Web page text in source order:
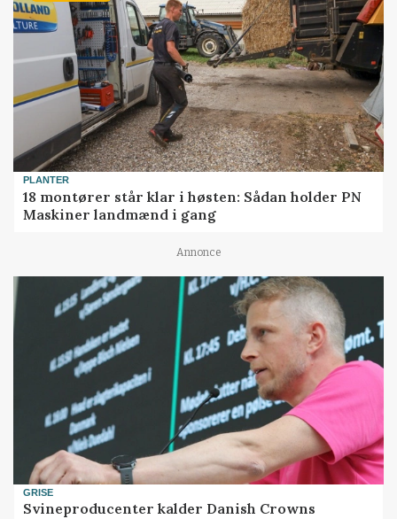
PLANTER
18 montører står klar i høsten: Sådan holder PN
Maskiner landmænd i gang
Annonce
GRISE
Svineproducenter kalder Danish Crowns